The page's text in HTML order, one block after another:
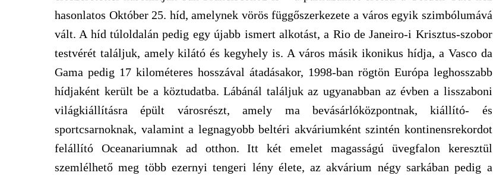
hasonlatos Október 25. híd, amelynek vörös függőszerkezete a város egyik szimbólumává
vált. A híd túloldalán pedig egy újabb ismert alkotást, a Rio de Janeiro-i Krisztus-szobor
testvérét találjuk, amely kilátó és kegyhely is. A város másik ikonikus hídja, a Vasco da
Gama pedig 17 kilométeres hosszával átadásakor, 1998-ban rögtön Európa leghosszabb
hídjaként került be a köztudatba. Lábánál találjuk az ugyanabban az évben a lisszaboni
világkiállításra épült városrészt, amely ma bevásárlóközpontnak, kiállító- és
sportcsarnoknak, valamint a legnagyobb beltéri akváriumként szintén kontinensrekordot
felállító Oceanariumnak ad otthon. Itt két emelet magasságú üvegfalon keresztül
szemlélhető meg több ezernyi tengeri lény élete, az akvárium négy sarkában pedig a